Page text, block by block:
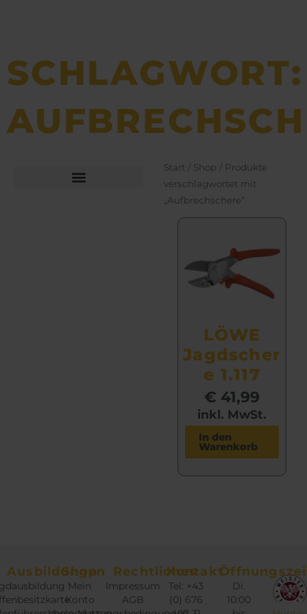
SCHLAGWORT:
Start / Shop / Produkte
verschlagwortet mit
„Aufbrechschere“
LÖWE
Jagdscher
e 1.117
€ 41,99
inkl. MwSt.
In den
Warenkorb
Ausbildungen
Shop
Mein
Konto
Rechtliches
Impressum
AGB
Kontakt
Tel: +43
(0) 676
Di.
10:00